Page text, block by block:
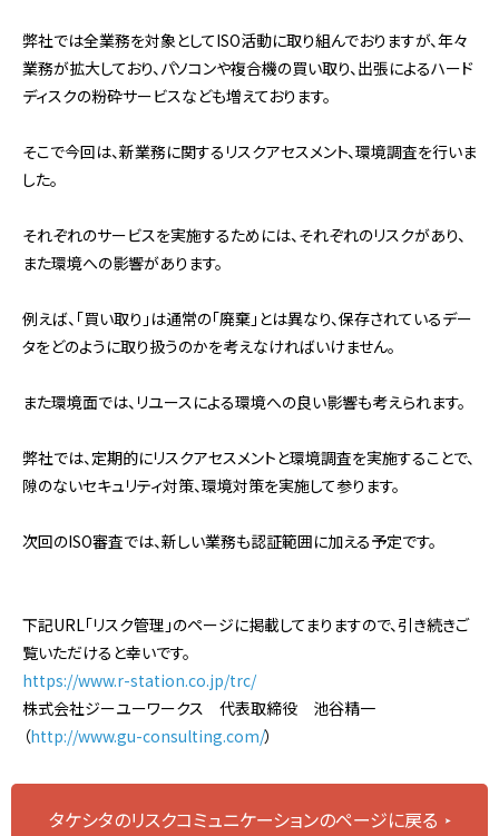
弊社では全業務を対象としてISO活動に取り組んでおりますが、年々
業務が拡大しており、パソコンや複合機の買い取り、出張によるハード
ディスクの粉砕サービスなども増えております。
そこで今回は、新業務に関するリスクアセスメント、環境調査を行いま
した。
それぞれのサービスを実施するためには、それぞれのリスクがあり、
また環境への影響があります。
例えば、「買い取り」は通常の「廃棄」とは異なり、保存されているデー
タをどのように取り扱うのかを考えなければいけません。
また環境面では、リユースによる環境への良い影響も考えられます。
弊社では、定期的にリスクアセスメントと環境調査を実施することで、
隙のないセキュリティ対策、環境対策を実施して参ります。
次回のISO審査では、新しい業務も認証範囲に加える予定です。
下記URL「リスク管理」のページに掲載してまりますので、引き続きご
覧いただけると幸いです。
https://www.r-station.co.jp/trc/
株式会社ジーユーワークス 代表取締役 池谷精一
（http://www.gu-consulting.com/）
タケシタのリスクコミュニケーションのページに戻る